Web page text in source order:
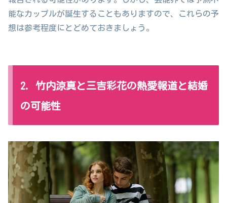
能なカップルが誕生することもありますので、これらの予
想は参考程度にとどめておきましょう。
2. 竹内涼真と三吉彩花の熱愛報道と結婚
の可能性